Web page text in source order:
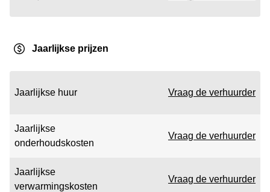
Jaarlijkse prijzen
Jaarlijkse huur Vraag de verhuurder
Jaarlijkse
onderhoudskosten
Vraag de verhuurder
Jaarlijkse
verwarmingskosten
Vraag de verhuurder